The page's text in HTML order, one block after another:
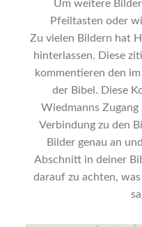
Um weitere
Pfeiltasten oder
Zu vielen Bildern hat
hinterlassen. Diese
kommentieren den
der Bibel. Diese
Wiedmanns
Verbindung zu den
Bilder genau an
Abschnitt in deiner
darauf zu achten,